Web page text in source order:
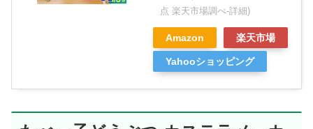
点 楽天市場調べ-詳細)
Amazon 楽天市場
Yahooショッピング